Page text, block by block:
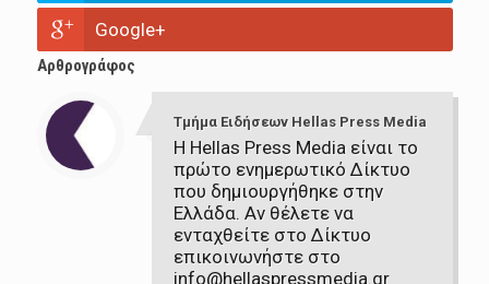
Google+
Αρθρογράφος
Τμήμα Ειδήσεων Hellas Press Media
Η Hellas Press Media είναι το
πρώτο ενημερωτικό Δίκτυο
που δημιουργήθηκε στην
Ελλάδα. Αν θέλετε να
ενταχθείτε στο Δίκτυο
επικοινωνήστε στο
info@hellaspressmedia.gr